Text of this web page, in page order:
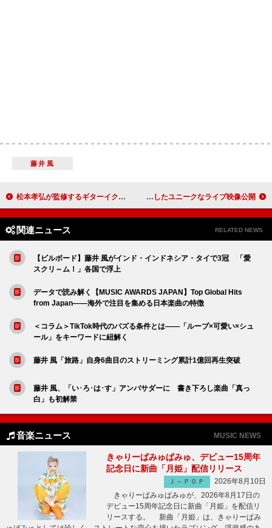
藤井風
松本孝弘が監修するギターイクイップメント・ブランド“Indigo Note”、第2弾プロダクト『CHORUS』発売決定 ヤバイTシャツ屋さん、志摩スペイン村でのワンマンだからこそ実現したユニークなライブ映像公開
関連ニュース RELATED NEWS
【ビルボード】藤井 風がインド・インドネシア・タイで3冠 「愛
スクリ～ム！」各国で浮上
データで読み解く【MUSIC AWARDS JAPAN】Top Global Hits
from Japan――海外で注目を集める日本楽曲の特徴
＜コラム＞TikTok時代のバズる条件とは――「ループ×可愛い×シュ
ール」をキーワードに紐解く
藤井 風「旅路」自身6曲目のストリーミング累計1億回再生突破
藤井 風、「い･ろ･は･す」アンバサダーに 書き下ろし楽曲「真っ
白」も初解禁
音楽ニュース MUSIC NEWS
きゃりーぱみゅぱみゅ、デビュー15周年
記念日に新曲「月姫」配信リリース
Ｊ－ＰＯＰ
2026年8月10日
きゃりーぱみゅぱみゅが、2026年8月17日の
デビュー15周年記念日に新曲「月姫」を配信リ
リースする。 新曲「月姫」は、きゃりーぱみ